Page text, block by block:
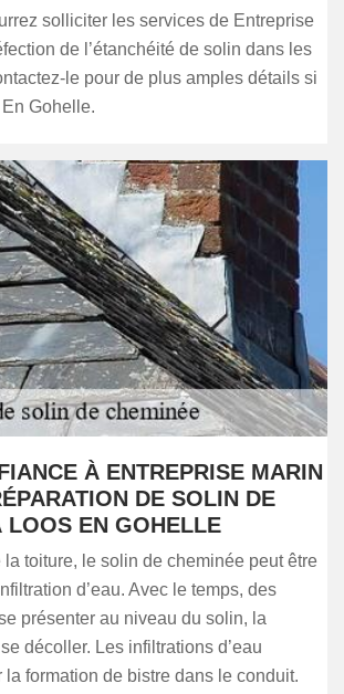
solliciter les services de Entreprise
de l’étanchéité de solin dans les
le pour de plus amples détails si
Gohelle.
À ENTREPRISE MARIN
DE SOLIN DE
LOOS EN GOHELLE
toiture, le solin de cheminée peut être
d’eau. Avec le temps, des
présenter au niveau du solin, la
décoller. Les infiltrations d’eau
la formation de bistre dans le conduit.